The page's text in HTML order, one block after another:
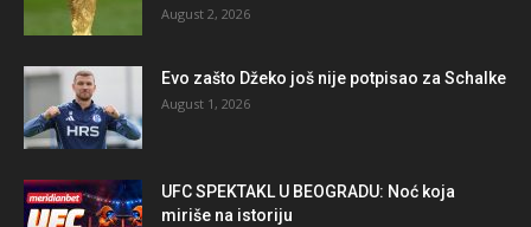
August 2, 2026
Evo zašto Džeko još nije potpisao za Schalke
August 1, 2026
UFC SPEKTAKL U BEOGRADU: Noć koja
miriše na istoriju